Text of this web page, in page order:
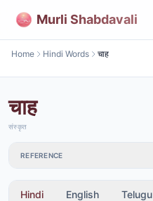
Murli Shabdavali
Home Hindi Words चाह
चाह
संस्कृत
REFERENCE
Hindi English Telugu